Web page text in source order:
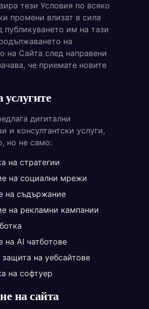
тези Условия по всяко
промени влизат в сила
публикуването им на тази
на
на Сайта след направени
че приемате новите
услугите
дигитални
и консултантски услуги,
но не само:
на стратегии
на социални мрежи
на съдържание
на рекламни кампании
на AI чатботове
на уебсайтове
на софтуер
на сайта